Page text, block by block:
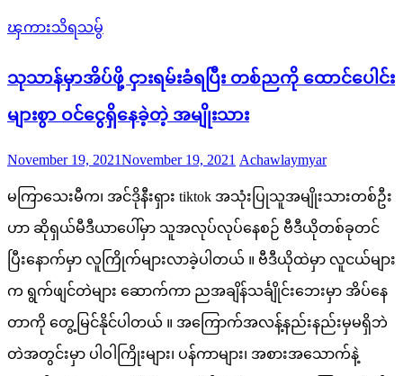
ၾကားသိရသမွ်
သုသာန်မှာအိပ်ဖို့ ငှားရမ်းခံရပြီး တစ်ညကို ထောင်ပေါင်း
များစွာ ဝင်ငွေရှိနေခဲ့တဲ့ အမျိုးသား
Posted
November 19, 2021November 19, 2021 Author
Achawlaymyar
မကြာသေးမီက၊ အင်ဒိုနီးရှား tiktok အသုံးပြုသူအမျိုးသားတစ်ဦး
ဟာ ဆိုရှယ်မီဒီယာပေါ်မှာ သူအလုပ်လုပ်နေစဉ် ဗီဒီယိုတစ်ခုတင်
ပြီးနောက်မှာ လူကြိုက်များလာခဲ့ပါတယ် ။ ဗီဒီယိုထဲမှာ လူငယ်များ
က ရွက်ဖျင်တဲများ ဆောက်ကာ ညအချိန်သင်္ချိုင်းဘေးမှာ အိပ်နေ
တာကို တွေ့မြင်နိုင်ပါတယ် ။ အကြောက်အလန့်နည်းနည်းမှမရှိဘဲ
တဲအတွင်းမှာ ပါဝါကြိုးများ၊ ပန်ကာများ၊ အစားအသောက်နဲ့